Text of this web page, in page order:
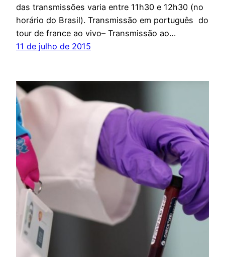
das transmissões varia entre 11h30 e 12h30 (no
horário do Brasil). Transmissão em português do
tour de france ao vivo– Transmissão ao…
11 de julho de 2015